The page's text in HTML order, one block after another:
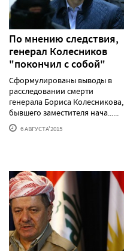
По мнению следствия,
генерал Колесников
"покончил с собой"
Сформулированы выводы в
расследовании смерти
генерала Бориса Колесникова,
бывшего заместителя нача......
6 АВГУСТА'2015